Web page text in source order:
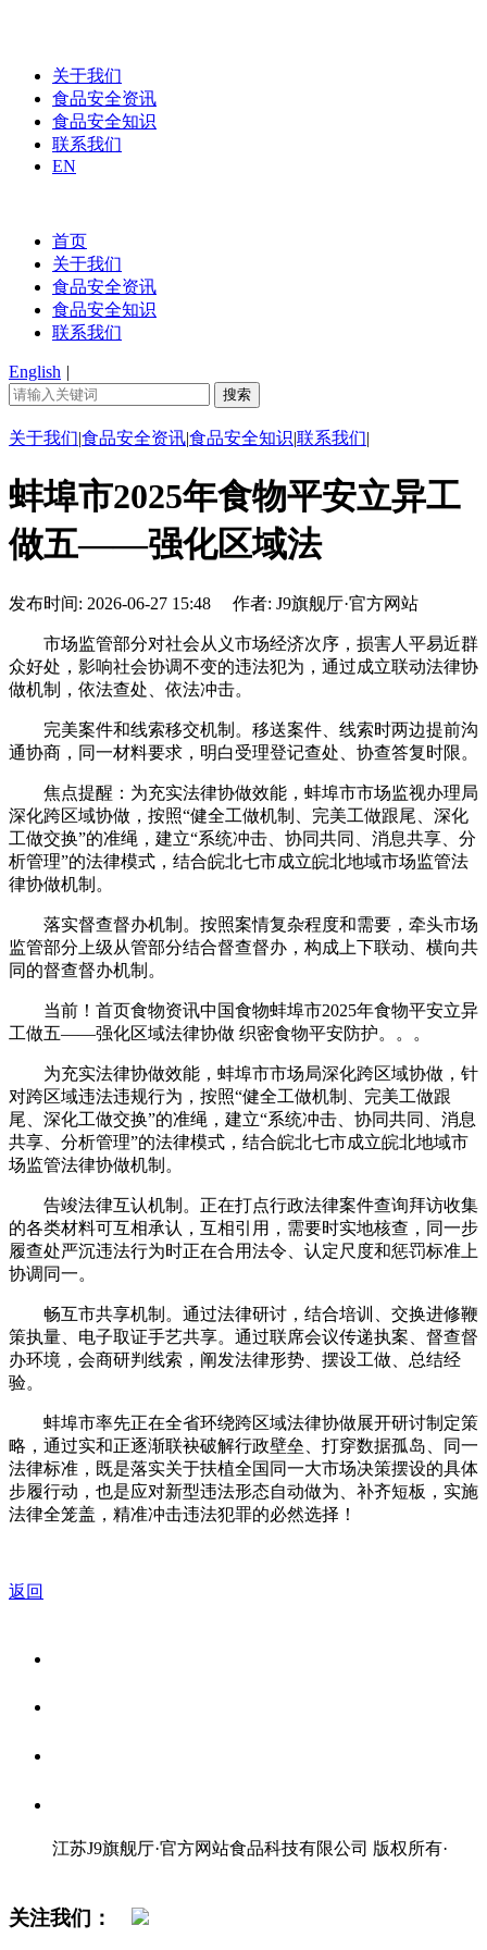
关于我们
食品安全资讯
食品安全知识
联系我们
EN
首页
关于我们
食品安全资讯
食品安全知识
联系我们
English |
关于我们|食品安全资讯|食品安全知识|联系我们|
蚌埠市2025年食物平安立异工
做五——强化区域法
发布时间: 2026-06-27 15:48 作者: J9旗舰厅·官方网站
市场监管部分对社会从义市场经济次序，损害人平易近群
众好处，影响社会协调不变的违法犯为，通过成立联动法律协
做机制，依法查处、依法冲击。
完美案件和线索移交机制。移送案件、线索时两边提前沟
通协商，同一材料要求，明白受理登记查处、协查答复时限。
焦点提醒：为充实法律协做效能，蚌埠市市场监视办理局
深化跨区域协做，按照“健全工做机制、完美工做跟尾、深化
工做交换”的准绳，建立“系统冲击、协同共同、消息共享、分
析管理”的法律模式，结合皖北七市成立皖北地域市场监管法
律协做机制。
落实督查督办机制。按照案情复杂程度和需要，牵头市场
监管部分上级从管部分结合督查督办，构成上下联动、横向共
同的督查督办机制。
当前！首页食物资讯中国食物蚌埠市2025年食物平安立异
工做五——强化区域法律协做 织密食物平安防护。。。
为充实法律协做效能，蚌埠市市场局深化跨区域协做，针
对跨区域违法违规行为，按照“健全工做机制、完美工做跟
尾、深化工做交换”的准绳，建立“系统冲击、协同共同、消息
共享、分析管理”的法律模式，结合皖北七市成立皖北地域市
场监管法律协做机制。
告竣法律互认机制。正在打点行政法律案件查询拜访收集
的各类材料可互相承认，互相引用，需要时实地核查，同一步
履查处严沉违法行为时正在合用法令、认定尺度和惩罚标准上
协调同一。
畅互市共享机制。通过法律研讨，结合培训、交换进修鞭
策执量、电子取证手艺共享。通过联席会议传递执案、督查督
办环境，会商研判线索，阐发法律形势、摆设工做、总结经
验。
蚌埠市率先正在全省环绕跨区域法律协做展开研讨制定策
略，通过实和正逐渐联袂破解行政壁垒、打穿数据孤岛、同一
法律标准，既是落实关于扶植全国同一大市场决策摆设的具体
步履行动，也是应对新型违法形态自动做为、补齐短板，实施
法律全笼盖，精准冲击违法犯罪的必然选择！
返回
江苏J9旗舰厅·官方网站食品科技有限公司 版权所有·
关注我们：